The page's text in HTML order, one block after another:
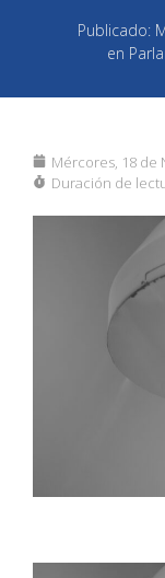
Publicado:
en
Mércores, 18 de
Duración de